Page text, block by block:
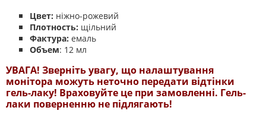
Цвет: ніжно-рожевий
Плотность: щільний
Фактура: емаль
Объем: 12 мл
УВАГА! Зверніть увагу, що налаштування
монітора можуть неточно передати відтінки
гель-лаку! Враховуйте це при замовленні. Гель-
лаки поверненню не підлягають!